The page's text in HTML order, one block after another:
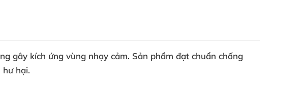
gây kích ứng vùng nhạy cảm. Sản phẩm đạt chuẩn chống
hư hại.